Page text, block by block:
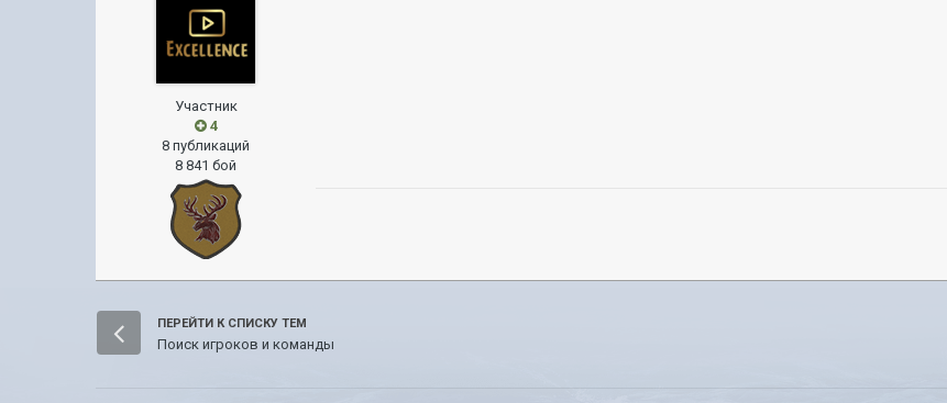
Участник
4
8 публикаций
8 841 бой
ПЕРЕЙТИ К СПИСКУ ТЕМ
Поиск игроков и команды